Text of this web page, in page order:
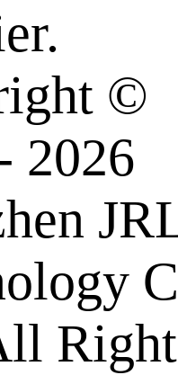
©
2026